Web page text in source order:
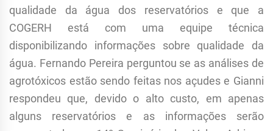
qualidade da água dos reservatórios e que a
COGERH está com uma equipe técnica
disponibilizando informações sobre qualidade da
água. Fernando Pereira perguntou se as análises de
agrotóxicos estão sendo feitas nos açudes e Gianni
respondeu que, devido o alto custo, em apenas
alguns reservatórios e as informações serão